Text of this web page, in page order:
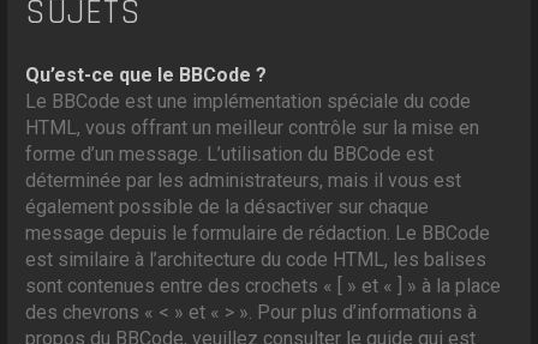
SUJETS
Qu’est-ce que le BBCode ?
Le BBCode est une implémentation spéciale du code
HTML, vous offrant un meilleur contrôle sur la mise en
forme d’un message. L’utilisation du BBCode est
déterminée par les administrateurs, mais il vous est
également possible de la désactiver sur chaque
message depuis le formulaire de rédaction. Le BBCode
est similaire à l’architecture du code HTML, les balises
sont contenues entre des crochets « [ » et « ] » à la place
des chevrons « < » et « > ». Pour plus d’informations à
propos du BBCode, veuillez consulter le guide qui est